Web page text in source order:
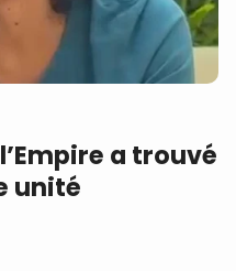
a trouvé
unité